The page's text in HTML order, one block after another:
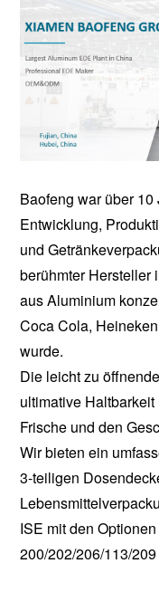
Baofeng war über
Entwicklung,
und
berühmter Hersteller
aus Aluminium
Coca Cola,
wurde.
Die leicht zu
ultimative
Frische und den
Wir bieten ein
3-teiligen
ISE mit den
200/202/206/113/